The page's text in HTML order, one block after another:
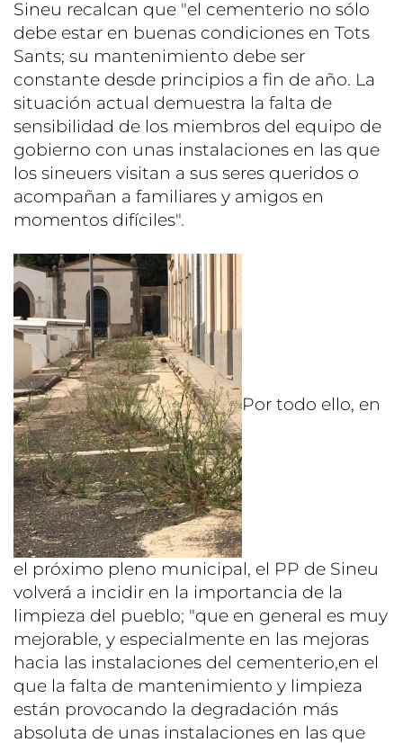
Sineu recalcan que "el cementerio no sólo
debe estar en buenas condiciones en Tots
Sants; su mantenimiento debe ser
constante desde principios a fin de año. La
situación actual demuestra la falta de
sensibilidad de los miembros del equipo de
gobierno con unas instalaciones en las que
los sineuers visitan a sus seres queridos o
acompañan a familiares y amigos en
momentos difíciles".
Por todo ello, en
el próximo pleno municipal, el PP de Sineu
volverá a incidir en la importancia de la
limpieza del pueblo; "que en general es muy
mejorable, y especialmente en las mejoras
hacia las instalaciones del cementerio,en el
que la falta de mantenimiento y limpieza
están provocando la degradación más
absoluta de unas instalaciones en las que